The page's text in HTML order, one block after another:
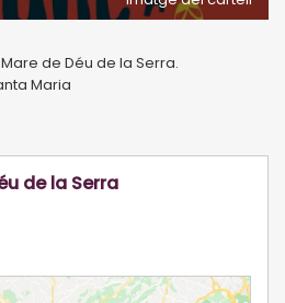
de Déu de la Serra.
Maria
de la Serra